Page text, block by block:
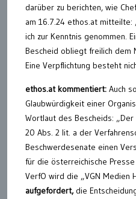
darüber zu berichten, wie
am 16.7.24 ethos.at mitteilte:
ich zur Kenntnis genommen.
Bescheid obliegt freilich dem
Eine Verpflichtung besteht
ethos.at kommentiert: Auch
Glaubwürdigkeit einer
Wortlaut des Bescheids:
20 Abs. 2 lit. a der
Beschwerdesenate einen
für die österreichische
VerfO wird die „VGN Medien
aufgefordert, die